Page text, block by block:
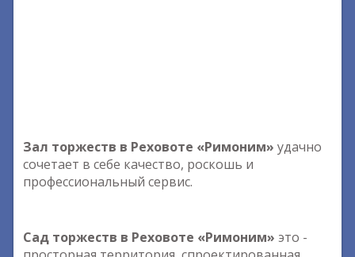
Зал торжеств в Реховоте «Римоним» удачно
сочетает в себе качество, роскошь и
профессиональный сервис.
Сад торжеств в Реховоте «Римоним» это -